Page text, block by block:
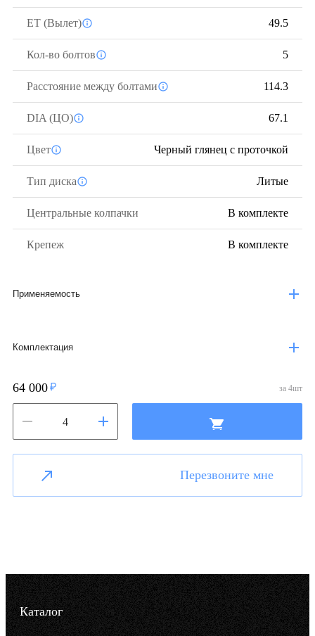
ЕТ (Вылет) 49.5
Кол-во болтов 5
Расстояние между болтами 114.3
DIA (ЦО) 67.1
Цвет Черный глянец с проточкой
Тип диска Литые
Центральные колпачки В комплекте
Крепеж В комплекте
Применяемость
Комплектация
64 000 за 4шт
Перезвоните мне
Каталог